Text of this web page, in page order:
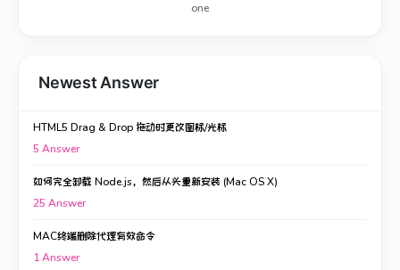
one
Newest Answer
HTML5 Drag & Drop 拖动时更改图标/光标
5 Answer
如何完全卸载 Node.js，然后从头重新安装 (Mac OS X)
25 Answer
MAC终端删除代理有效命令
1Answer